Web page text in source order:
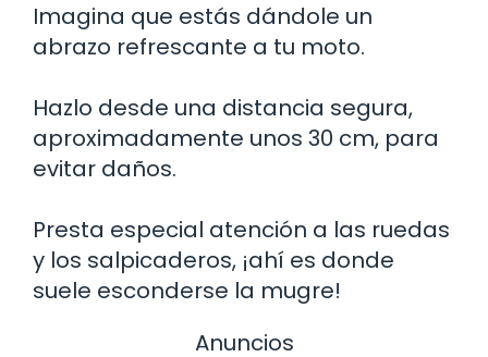
Imagina que estás dándole un
abrazo refrescante a tu moto.
Hazlo desde una distancia segura,
aproximadamente unos 30 cm, para
evitar daños.
Presta especial atención a las ruedas
y los salpicaderos, ¡ahí es donde
suele esconderse la mugre!
Anuncios